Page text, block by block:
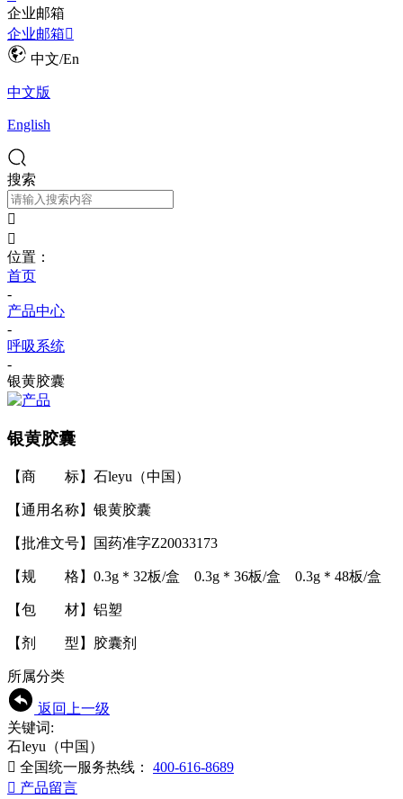
企业邮箱
企业邮箱
中文/En
中文版
English
搜索


位置：
首页
-
产品中心
-
呼吸系统
-
银黄胶囊
银黄胶囊
【商 标】石leyu（中国）
【通用名称】银黄胶囊
【批准文号】国药准字Z20033173
【规 格】0.3g＊32板/盒 0.3g＊36板/盒 0.3g＊48板/盒
【包 材】铝塑
【剂 型】胶囊剂
所属分类
返回上一级
关键词:
石leyu（中国）
 全国统一服务热线： 400-616-8689
 产品留言